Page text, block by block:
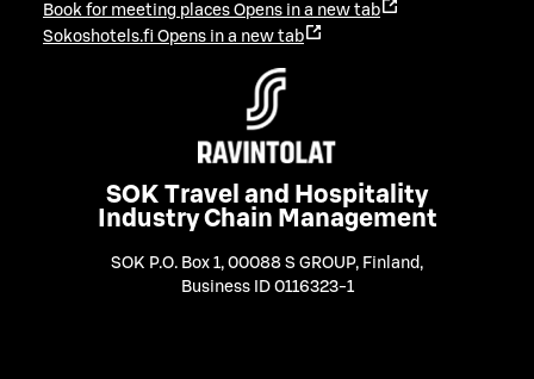
Book for meeting places Opens in a new tab
Sokoshotels.fi Opens in a new tab
SOK Travel and Hospitality
Industry Chain Management
SOK P.O. Box 1, 00088 S GROUP, Finland ,
Business ID 0116323-1